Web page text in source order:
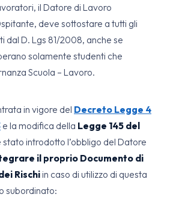
il Datore di Lavoro
deve sottostare a tutti gli
dal D. Lgs 81/2008, anche se
solamente studenti che
Scuola – Lavoro.
in vigore del Decreto Legge 4
e la modifica della Legge 145 del
stato introdotto l’obbligo del Datore
il proprio Documento di
Rischiin caso di utilizzo di questa
subordinato: